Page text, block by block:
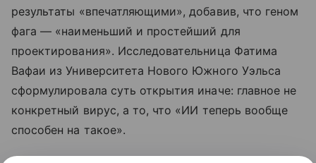
результаты «впечатляющими», добавив, что геном
фага — «наименьший и простейший для
проектирования». Исследовательница Фатима
Вафаи из Университета Нового Южного Уэльса
сформулировала суть открытия иначе: главное не
конкретный вирус, а то, что «ИИ теперь вообще
способен на такое».